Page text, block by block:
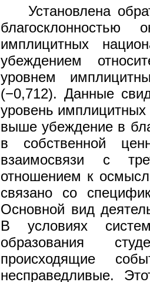
Установлена
имплицитных
убеждением
уровнем
(−0,712). Данные
уровень
выше убеждение в
в собственной
взаимосвязи с
отношением к
связано со
Основной вид
В условиях
образования
происходящие
несправедливые.